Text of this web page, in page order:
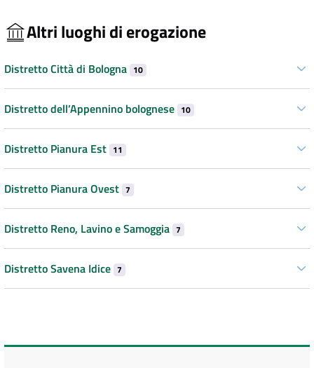
Altri luoghi di erogazione
Distretto Città di Bologna 10
Distretto dell’Appennino bolognese 10
Distretto Pianura Est 11
Distretto Pianura Ovest 7
Distretto Reno, Lavino e Samoggia 7
Distretto Savena Idice 7